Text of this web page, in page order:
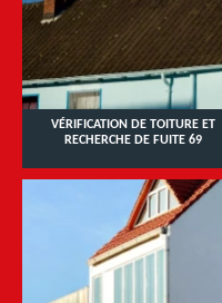
VÉRIFICATION DE TOITURE ET
RECHERCHE DE FUITE 69